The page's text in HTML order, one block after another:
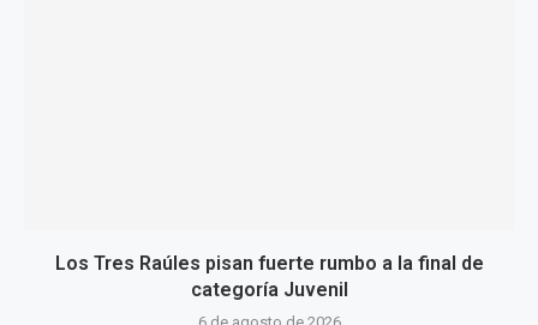
Los Tres Raúles pisan fuerte rumbo a la final de
categoría Juvenil